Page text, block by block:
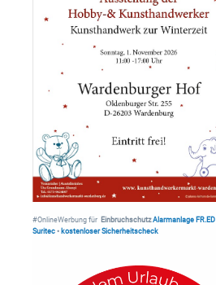
#OnlineWerbung für Einbruchschutz Alarmanlage FR.ED
Suritec• kostenloser Sicherheitscheck